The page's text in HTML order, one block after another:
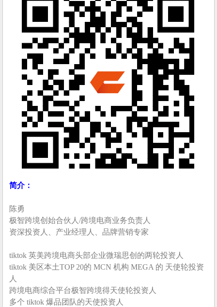
简介：
陈勇
极智跨境创始合伙人/跨境电商业务负责人
资深投资人、产业经理人、品牌营销专家
tiktok 英美跨境电商头部企业微瑞思创的两轮投资人
tiktok 美区本土TOP 20的 MCN 机构 MEGA 的 天使轮投资
人
跨境电商综合平台极智跨境得天使轮投资人
多个 tiktok 爆品团队的天使投资人